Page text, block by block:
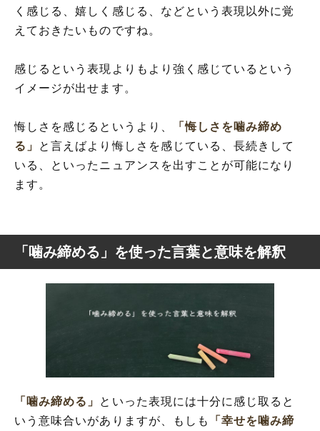
く感じる、嬉しく感じる、などという表現以外に覚
えておきたいものですね。
感じるという表現よりもより強く感じているという
イメージが出せます。
悔しさを感じるというより、
「悔しさを噛み締め
る」
と言えばより悔しさを感じている、長続きして
いる、といったニュアンスを出すことが可能になり
ます。
「噛み締める」を使った言葉と意味を解釈
「噛み締める」 といった表現には十分に感じ取ると
いう意味合いがありますが、もしも
「幸せを噛み締